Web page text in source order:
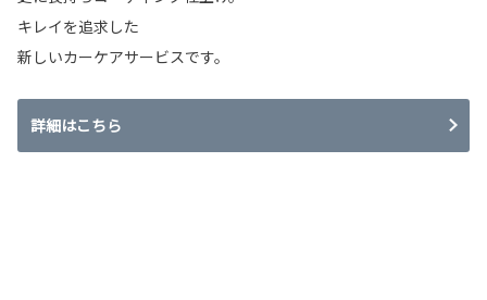
キレイを追求した
新しいカーケアサービスです。
詳細はこちら